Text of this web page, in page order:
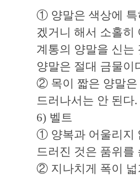
① 양말은 색상에 특
겠거니 해서 소홀히
계통의 양말을 신는
양말은 절대 금물이
② 목이 짧은 양말은
드러나서는 안 된다.
6) 벨트
① 양복과 어울리지
드러진 것은 품위를
② 지나치게 폭이 넓